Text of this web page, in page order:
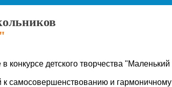
детского творчества "Маленький
к самосовершенствованию и гармоничному